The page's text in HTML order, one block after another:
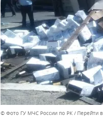
© Фото ГУ МЧС России по РК Перейти